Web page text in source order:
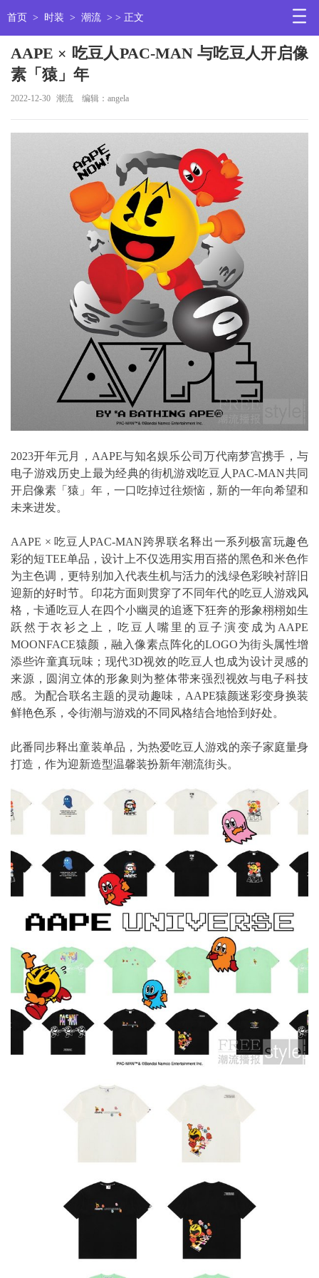
首页 > 时装 > 潮流 > > 正文
AAPE × 吃豆人PAC-MAN 与吃豆人开启像
素「猿」年
2022-12-30 潮流 编辑：angela
2023开年元月，AAPE与知名娱乐公司万代南梦宫携手，与
电子游戏历史上最为经典的街机游戏吃豆人PAC-MAN共同
开启像素「猿」年，一口吃掉过往烦恼，新的一年向希望和
未来进发。
AAPE × 吃豆人PAC-MAN跨界联名释出一系列极富玩趣色
彩的短TEE单品，设计上不仅选用实用百搭的黑色和米色作
为主色调，更特别加入代表生机与活力的浅绿色彩映衬辞旧
迎新的好时节。印花方面则贯穿了不同年代的吃豆人游戏风
格，卡通吃豆人在四个小幽灵的追逐下狂奔的形象栩栩如生
跃然于衣衫之上，吃豆人嘴里的豆子演变成为AAPE
MOONFACE猿颜，融入像素点阵化的LOGO为街头属性增
添些许童真玩味；现代3D视效的吃豆人也成为设计灵感的
来源，圆润立体的形象则为整体带来强烈视效与电子科技
感。为配合联名主题的灵动趣味，AAPE猿颜迷彩变身换装
鲜艳色系，令街潮与游戏的不同风格结合地恰到好处。
此番同步释出童装单品，为热爱吃豆人游戏的亲子家庭量身
打造，作为迎新造型温馨装扮新年潮流街头。